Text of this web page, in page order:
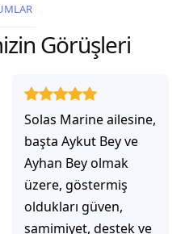
Görüşleri
Solas Marine ile
çalıştığınızda,
işlerinin gerçekten
çözüm üretmeye
odaklı olduğunu
hemen fark